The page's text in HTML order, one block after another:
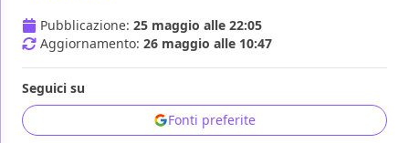
Pubblicazione: 25 maggio alle 22:05
Aggiornamento: 26 maggio alle 10:47
Seguici su
Fonti preferite